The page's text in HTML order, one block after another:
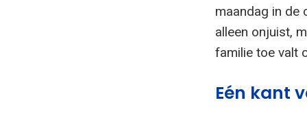
maandag in de
alleen onjuist,
familie toe valt
Eén kant